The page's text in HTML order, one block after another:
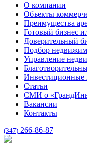
О компании
Объекты
Преимущества
Готовый бизнес
Доверительный
Подбор
Управление
Инвестиционные
Статьи
СМИ о
Вакансии
Контакты
(347) 266-86-87